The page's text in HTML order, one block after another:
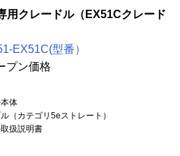
用クレードル（EX51Cクレード
EX51C(型番）
プン価格
体
（カテゴリ5eストレート）
扱説明書